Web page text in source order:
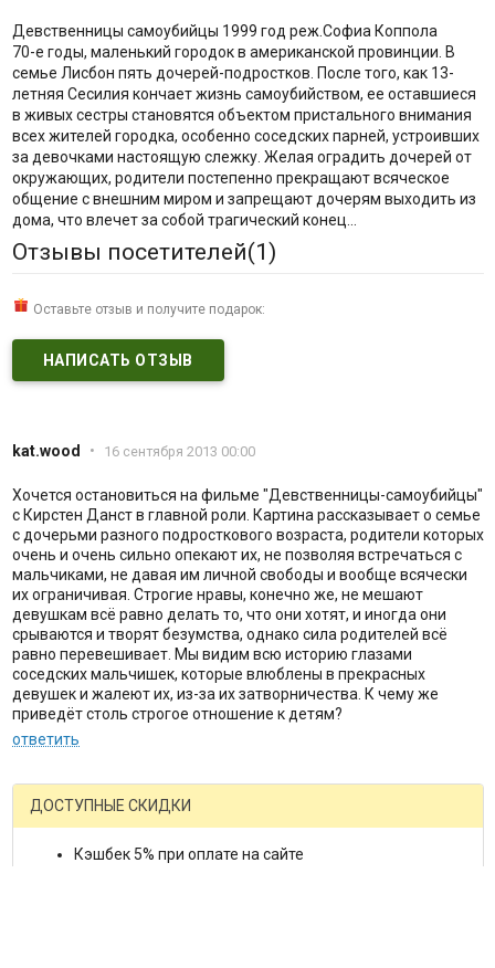
Девственницы самоубийцы 1999 год реж.Софиа Коппола
70-е годы, маленький городок в американской провинции. В
семье Лисбон пять дочерей-подростков. После того, как 13-
летняя Сесилия кончает жизнь самоубийством, ее оставшиеся
в живых сестры становятся объектом пристального внимания
всех жителей городка, особенно соседских парней, устроивших
за девочками настоящую слежку. Желая оградить дочерей от
окружающих, родители постепенно прекращают всяческое
общение с внешним миром и запрещают дочерям выходить из
дома, что влечет за собой трагический конец...
Отзывы посетителей(1)
Оставьте отзыв и получите подарок:
НАПИСАТЬ ОТЗЫВ
kat.wood • 16 сентября 2013 00:00
Хочется остановиться на фильме "Девственницы-самоубийцы"
с Кирстен Данст в главной роли. Картина рассказывает о семье
с дочерьми разного подросткового возраста, родители которых
очень и очень сильно опекают их, не позволяя встречаться с
мальчиками, не давая им личной свободы и вообще всячески
их ограничивая. Строгие нравы, конечно же, не мешают
девушкам всё равно делать то, что они хотят, и иногда они
срываются и творят безумства, однако сила родителей всё
равно перевешивает. Мы видим всю историю глазами
соседских мальчишек, которые влюблены в прекрасных
девушек и жалеют их, из-за их затворничества. К чему же
приведёт столь строгое отношение к детям?
ответить
ДОСТУПНЫЕ СКИДКИ
Кэшбек 5% при оплате на сайте